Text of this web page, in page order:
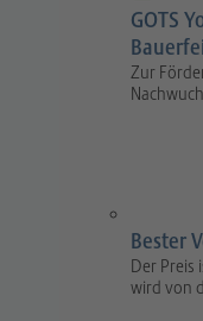
GOTS
Zur
Bester
Der Preis
wird von